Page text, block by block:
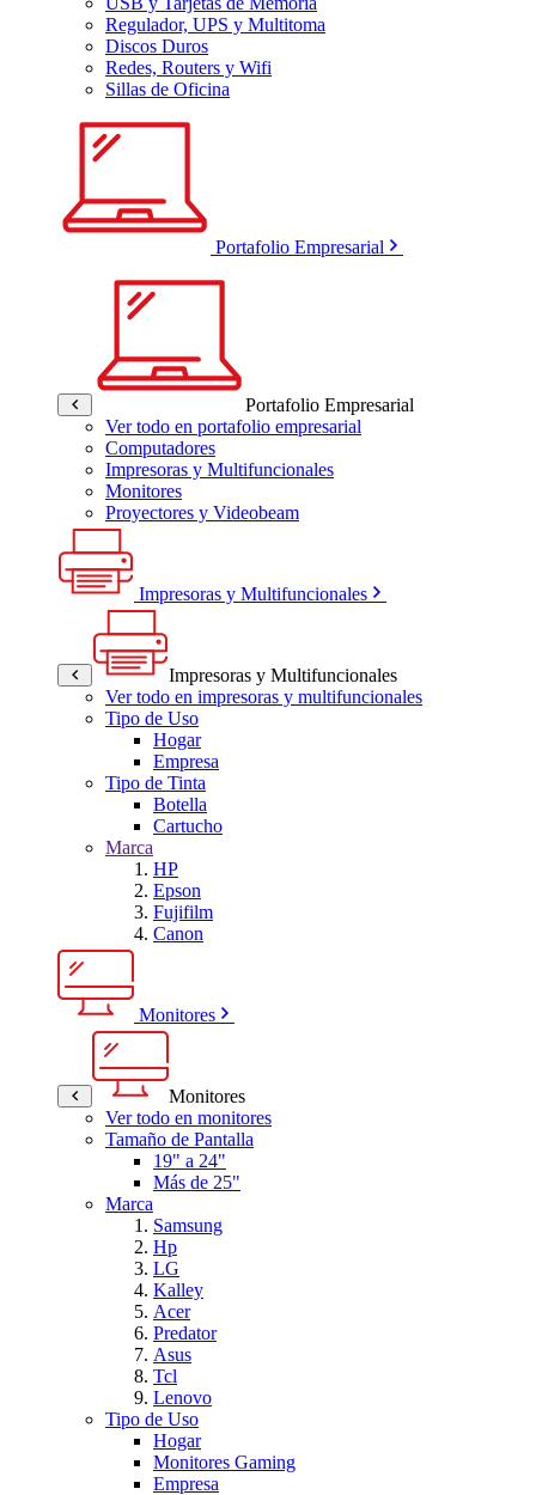
Regulador, UPS y Multitoma
Discos Duros
Redes, Routers y Wifi
Sillas de Oficina
Portafolio Empresarial
Portafolio Empresarial
Ver todo en portafolio empresarial
Computadores
Impresoras y Multifuncionales
Monitores
Proyectores y Videobeam
Impresoras y Multifuncionales
Impresoras y Multifuncionales
Ver todo en impresoras y multifuncionales
Tipo de Uso
Hogar
Empresa
Tipo de Tinta
Botella
Cartucho
Marca
HP
Epson
Fujifilm
Canon
Monitores
Monitores
Ver todo en monitores
Tamaño de Pantalla
19" a 24"
Más de 25"
Marca
Samsung
Hp
LG
Kalley
Acer
Predator
Asus
Tcl
Lenovo
Tipo de Uso
Hogar
Monitores Gaming
Empresa